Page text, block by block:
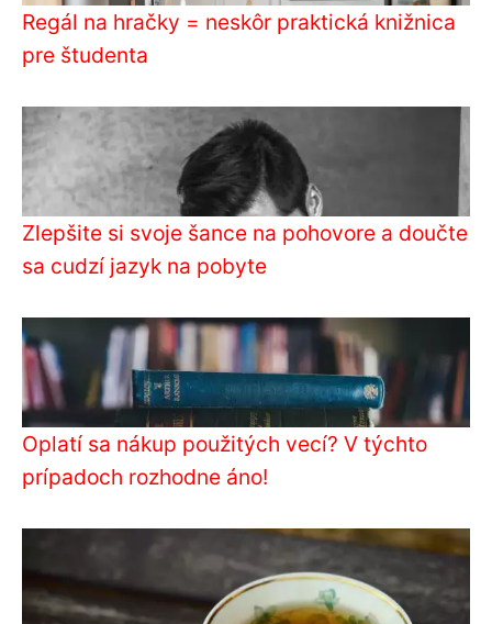
Regál na hračky = neskôr praktická knižnica
pre študenta
Zlepšite si svoje šance na pohovore a doučte
sa cudzí jazyk na pobyte
Oplatí sa nákup použitých vecí? V týchto
prípadoch rozhodne áno!